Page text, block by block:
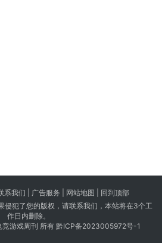
系我们 | 广告服务 | 网站地图 | 回到顶部
侵犯了您的版权，请联系我们，本站将在3个工
作日内删除。
游戏周刊 所有 黔ICP备2023005972号-1